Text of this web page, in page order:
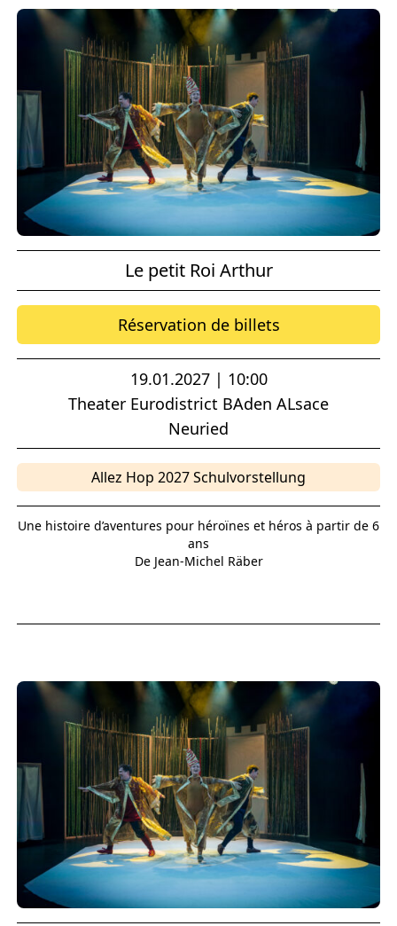
Le petit Roi Arthur
Réservation de billets
19.01.2027 | 10:00
Theater Eurodistrict BAden ALsace
Neuried
Allez Hop 2027 Schulvorstellung
Une histoire d’aventures pour héroïnes et héros à partir de 6
ans
De Jean-Michel Räber